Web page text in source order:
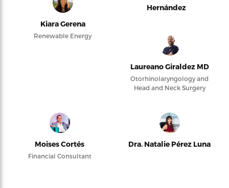
Kiara Gerena
Renewable Energy
Hernández
Laureano Giraldez MD
Otorhinolaryngology and
Head and Neck Surgery
Moises Cortés
Financial Consultant
Dra. Natalie Pérez Luna